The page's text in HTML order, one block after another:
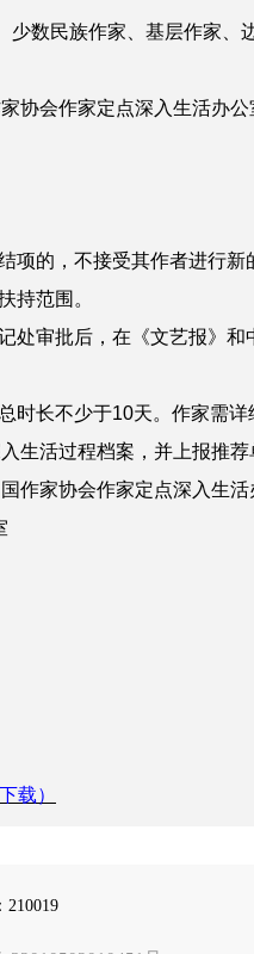
数民族作家、基层作家、
会作家定点深入生活办公
的，不接受其作者进行新
范围。
审批后，在《文艺报》和
长不少于10天。作家需详
生活过程档案，并上报推
作家协会作家定点深入生活
载）
210019